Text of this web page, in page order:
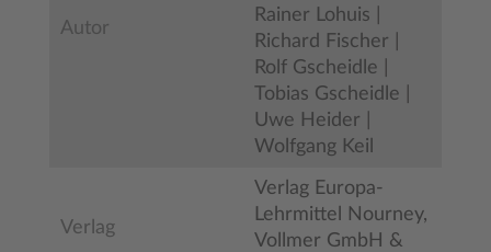
Autor
Rainer Lohuis |
Richard Fischer |
Rolf Gscheidle |
Tobias Gscheidle |
Uwe Heider |
Wolfgang Keil
Verlag
Verlag Europa-
Lehrmittel Nourney,
Vollmer GmbH &